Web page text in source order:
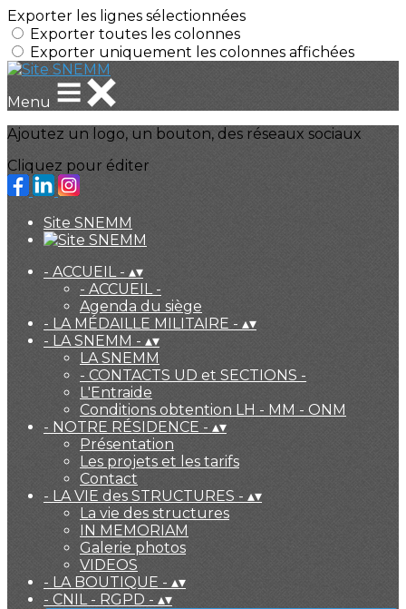
Exporter les lignes sélectionnées
Exporter toutes les colonnes
Exporter uniquement les colonnes affichées
Menu
Ajoutez un logo, un bouton, des réseaux sociaux
Cliquez pour éditer
Site SNEMM
- ACCUEIL - ▴▾
- ACCUEIL -
Agenda du siège
- LA MÉDAILLE MILITAIRE - ▴▾
- LA SNEMM - ▴▾
LA SNEMM
- CONTACTS UD et SECTIONS -
L'Entraide
Conditions obtention LH - MM - ONM
- NOTRE RÉSIDENCE - ▴▾
Présentation
Les projets et les tarifs
Contact
- LA VIE des STRUCTURES - ▴▾
La vie des structures
IN MEMORIAM
Galerie photos
VIDEOS
- LA BOUTIQUE - ▴▾
- CNIL - RGPD - ▴▾